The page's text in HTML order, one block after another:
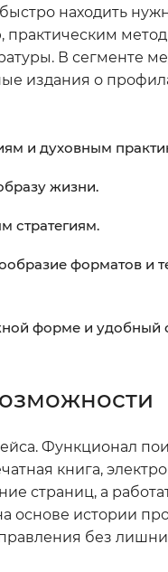
находить
практическим
В сегменте
издания о
и духовным
жизни.
стратегиям.
форматов и
форме и удобный
Функционал
книга,
страниц, а
основе истории
без